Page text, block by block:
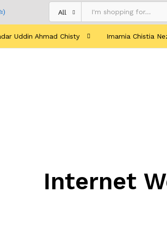
All
Uddin Ahmad Chisty Imamia Chistia
Internet